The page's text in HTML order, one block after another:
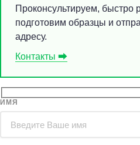
Проконсультируем, быстро
подготовим образцы и
адресу.
Контакты ⮕
ИМЯ